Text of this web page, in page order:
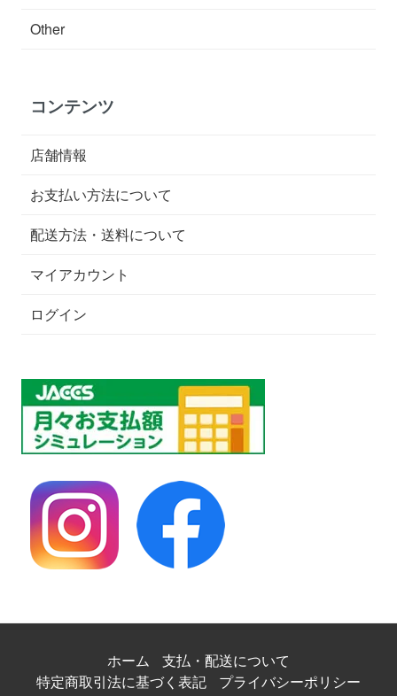
Other
コンテンツ
店舗情報
お支払い方法について
配送方法・送料について
マイアカウント
ログイン
ホーム
支払・配送について
特定商取引法に基づく表記
プライバシーポリシー